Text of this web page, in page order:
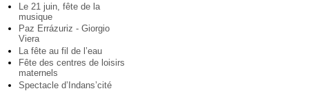
Le 21 juin, fête de la
musique
Paz Errázuriz - Giorgio
Viera
La fête au fil de l’eau
Fête des centres de loisirs
maternels
Spectacle d’Indans’cité